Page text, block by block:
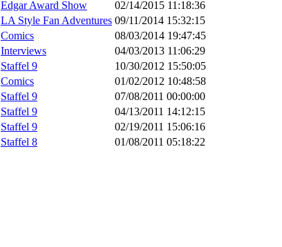
Edgar Award Show
02/14/2015 11:18:36
LA Style Fan Adventures 09/11/2014 15:32:15
Comics
08/03/2014 19:47:45
Interviews
04/03/2013 11:06:29
Staffel 9
10/30/2012 15:50:05
Comics
01/02/2012 10:48:58
Staffel 9
07/08/2011 00:00:00
Staffel 9
04/13/2011 14:12:15
Staffel 9
02/19/2011 15:06:16
Staffel 8
01/08/2011 05:18:22